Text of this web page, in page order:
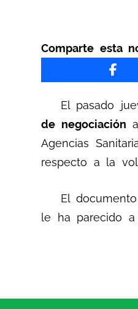
Comparte esta
El pasado
de negociación
Agencias
respecto a la
El documento
le ha parecido a